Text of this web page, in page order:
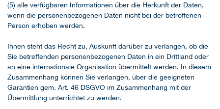
(5) alle verfügbaren Informationen über die Herkunft der Daten,
wenn die personenbezogenen Daten nicht bei der betroffenen
Person erhoben werden.
Ihnen steht das Recht zu, Auskunft darüber zu verlangen, ob die
Sie betreffenden personenbezogenen Daten in ein Drittland oder
an eine internationale Organisation übermittelt werden. In diesem
Zusammenhang können Sie verlangen, über die geeigneten
Garantien gem. Art. 46 DSGVO im Zusammenhang mit der
Übermittlung unterrichtet zu werden.